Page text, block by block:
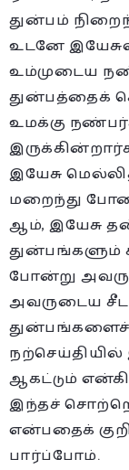
துன்பம்
உடனே
உம்முடைய
துன்பத்தைக்
உமக்கு
இயேசு
மறைந்து
ஆம், இயேசு
துன்பங்களும்
போன்று
அவருடைய
நற்செய்தியில்
ஆகட்டும்
இந்தச்
என்பதைக்
பார்ப்போம்.